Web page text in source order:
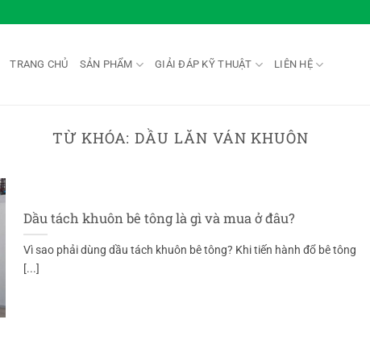
TRANG CHỦ SẢN PHẨM GIẢI ĐÁP KỸ THUẬT LIÊN HỆ
TỪ KHÓA:DẦU LĂN VÁN KHUÔN
Dầu tách khuôn bê tông là gì và mua ở đâu?
Vì sao phải dùng dầu tách khuôn bê tông? Khi tiến hành đổ bê tông
[...]